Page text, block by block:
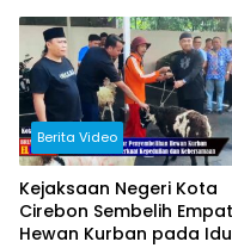
Berita Video
Kejaksaan Negeri Kota
Cirebon Sembelih Empat
Hewan Kurban pada